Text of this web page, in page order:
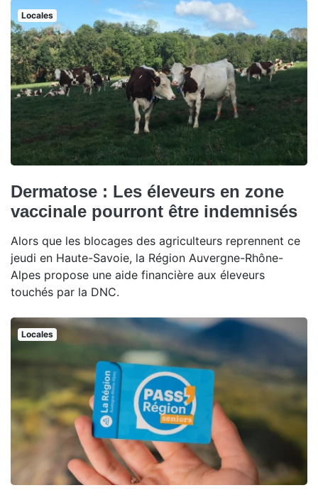
Locales
Dermatose : Les éleveurs en zone
vaccinale pourront être indemnisés
Alors que les blocages des agriculteurs reprennent ce
jeudi en Haute-Savoie, la Région Auvergne-Rhône-
Alpes propose une aide financière aux éleveurs
touchés par la DNC.
Locales